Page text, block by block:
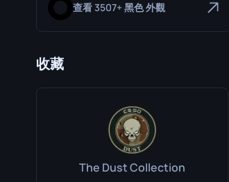
查看 3507+ 黑色 外觀
收藏
The Dust Collection